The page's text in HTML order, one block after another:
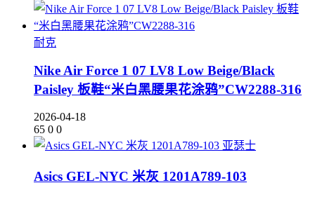
耐克
Nike Air Force 1 07 LV8 Low Beige/Black
Paisley 板鞋“米白黑腰果花涂鸦”CW2288-316
2026-04-18
65 0 0
亚瑟士
Asics GEL-NYC 米灰 1201A789-103